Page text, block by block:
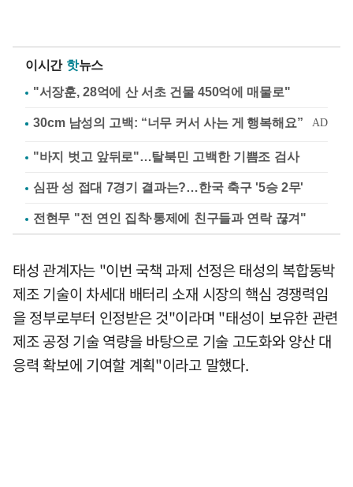
이시간 핫뉴스
"서장훈, 28억에 산 서초 건물 450억에 매물로"
"바지 벗고 앞뒤로"…탈북민 고백한 기쁨조 검사
심판 성 접대 7경기 결과는?…한국 축구 '5승 2무'
전현무 "전 연인 집착·통제에 친구들과 연락 끊겨"
태성 관계자는 "이번 국책 과제 선정은 태성의 복합동박
제조 기술이 차세대 배터리 소재 시장의 핵심 경쟁력임
을 정부로부터 인정받은 것"이라며 "태성이 보유한 관련
제조 공정 기술 역량을 바탕으로 기술 고도화와 양산 대
응력 확보에 기여할 계획"이라고 말했다.